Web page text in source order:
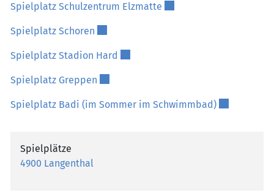
Spielplatz Schulzentrum Elzmatte
Spielplatz Schoren
Spielplatz Stadion Hard
Spielplatz Greppen
Spielplatz Badi (im Sommer im Schwimmbad)Externer
Spielplätze
4900 Langenthal